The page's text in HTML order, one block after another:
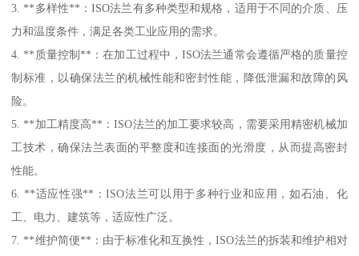
3. **多样性**：ISO法兰有多种类型和规格，适用于不同的介质、压
力和温度条件，满足各类工业应用的需求。
4. **质量控制**：在加工过程中，ISO法兰通常会遵循严格的质量控
制标准，以确保法兰的机械性能和密封性能，降低泄漏和故障的风
险。
5. **加工精度高**：ISO法兰的加工要求较高，需要采用精密机械加
工技术，确保法兰表面的平整度和连接面的光滑度，从而提高密封
性能。
6. **适应性强**：ISO法兰可以用于多种行业和应用，如石油、化
工、电力、建筑等，适应性广泛。
7. **维护简便**：由于标准化和互换性，ISO法兰的拆装和维护相对